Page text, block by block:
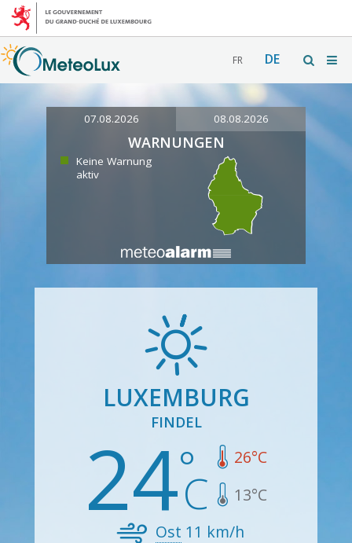
FR DE
07.08.2026 08.08.2026
WARNUNGEN
Keine Warnung
aktiv
LUXEMBURG
FINDEL
24 26°C
13°C
Ost 11 km/h